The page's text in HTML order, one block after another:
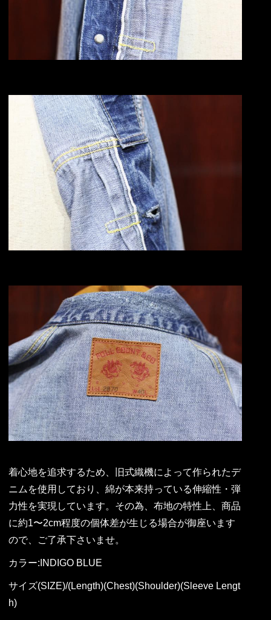
着心地を追求するため、旧式織機によって作られたデ
ニムを使用しており、綿が本来持っている伸縮性・弾
力性を実現しています。その為、布地の特性上、商品
に約1〜2cm程度の個体差が生じる場合が御座います
ので、ご了承下さいませ。
カラー:INDIGO BLUE
サイズ(SIZE)/(Length)(Chest)(Shoulder)(Sleeve Lengt
h)